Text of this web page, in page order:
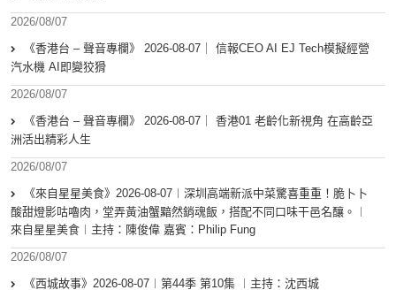
2026/08/07
《香港台 – 聲音專欄》 2026-08-07｜ 信報CEO AI EJ Tech模擬經營
汽水機 AI即變狡猾
2026/08/07
《香港台 – 聲音專欄》 2026-08-07｜ 香港01 老齡化新視角 在高齡亞
洲活出精彩人生
2026/08/07
《來自星星美食》2026-08-07︱深圳高端新派中菜驚喜重重！脆卜卜
酸甜燈影咕嚕肉，堂弄黃油蟹黯然銷魂飯，搭配不同口味干邑名釀。︱
來自星星美食︱主持：陳俊偉 嘉賓：Philip Fung
2026/08/07
《西城故事》2026-08-07︱第44季 第10集 ︱主持：沈西城